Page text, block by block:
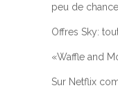
peu de
Offres Sky:
«Waffle and
Sur Netflix